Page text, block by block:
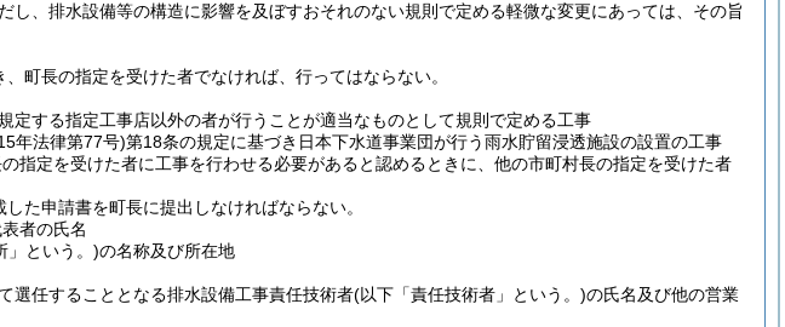
し、排水設備等の構造に影響を及ぼすおそれのない規則で定める軽微な変更にあっては、その旨
町長の指定を受けた者でなければ、行ってはならない。
定する指定工事店以外の者が行うことが適当なものとして規則で定める工事
年法律第77号)第18条の規定に基づき日本下水道事業団が行う雨水貯留浸透施設の設置の工事
指定を受けた者に工事を行わせる必要があると認めるときに、他の市町村長の指定を受けた者
た申請書を町長に提出しなければならない。
者の氏名
」という。)の名称及び所在地
選任することとなる排水設備工事責任技術者(以下「責任技術者」という。)の氏名及び他の営業